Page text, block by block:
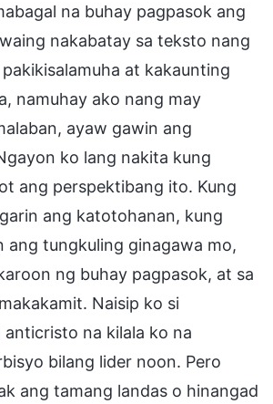
na buhay pagpasok ang
nakabatay sa teksto nang
at kakaunting
namuhay ako nang may
ayaw gawin ang
ko lang nakita kung
ang perspektibang ito. Kung
ang katotohanan, kung
ang tungkuling ginagawa mo,
ng buhay pagpasok, at sa
Naisip ko si
anticristo na kilala ko na
bilang lider noon. Pero
ang tamang landas o hinangad